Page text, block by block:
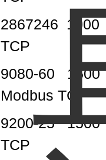
2867246
1000
TCP
9080-60
1500
Modbus TCP
9200-25
1500
TCP